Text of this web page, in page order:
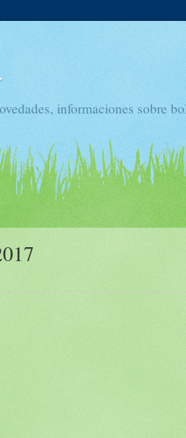
informaciones sobre